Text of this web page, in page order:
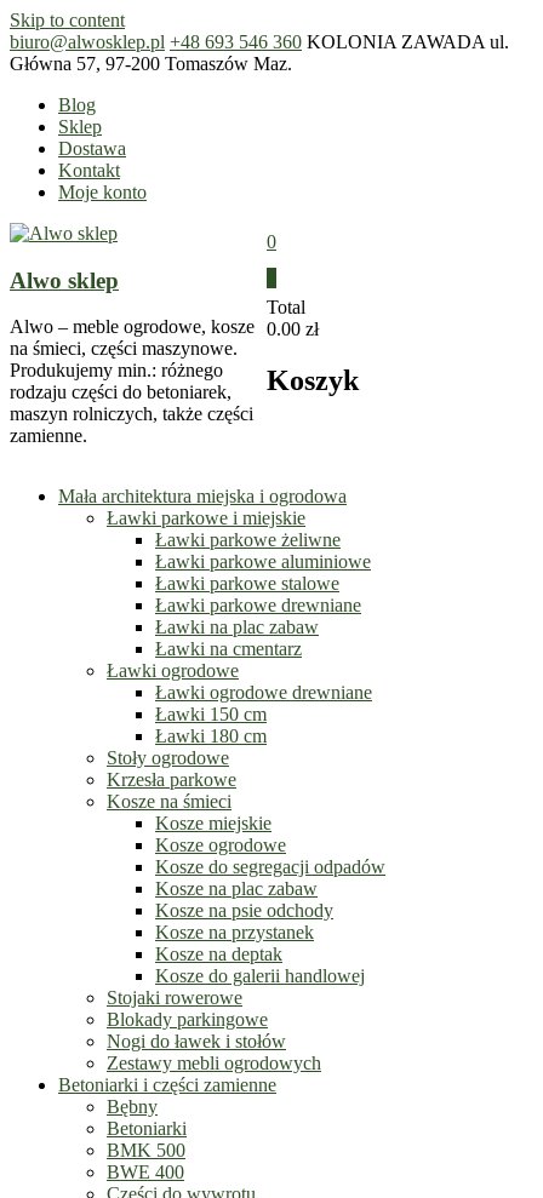
Skip to content
biuro@alwosklep.pl +48 693 546 360 KOLONIA ZAWADA ul.
Główna 57, 97-200 Tomaszów Maz.
Blog
Sklep
Dostawa
Kontakt
Moje konto
Alwo sklep
Alwo – meble ogrodowe, kosze
na śmieci, części maszynowe.
Produkujemy min.: różnego
rodzaju części do betoniarek,
maszyn rolniczych, także części
zamienne.
0
Total
0.00 zł
Koszyk
Mała architektura miejska i ogrodowa
Ławki parkowe i miejskie
Ławki parkowe żeliwne
Ławki parkowe aluminiowe
Ławki parkowe stalowe
Ławki parkowe drewniane
Ławki na plac zabaw
Ławki na cmentarz
Ławki ogrodowe
Ławki ogrodowe drewniane
Ławki 150 cm
Ławki 180 cm
Stoły ogrodowe
Krzesła parkowe
Kosze na śmieci
Kosze miejskie
Kosze ogrodowe
Kosze do segregacji odpadów
Kosze na plac zabaw
Kosze na psie odchody
Kosze na przystanek
Kosze na deptak
Kosze do galerii handlowej
Stojaki rowerowe
Blokady parkingowe
Nogi do ławek i stołów
Zestawy mebli ogrodowych
Betoniarki i części zamienne
Bębny
Betoniarki
BMK 500
BWE 400